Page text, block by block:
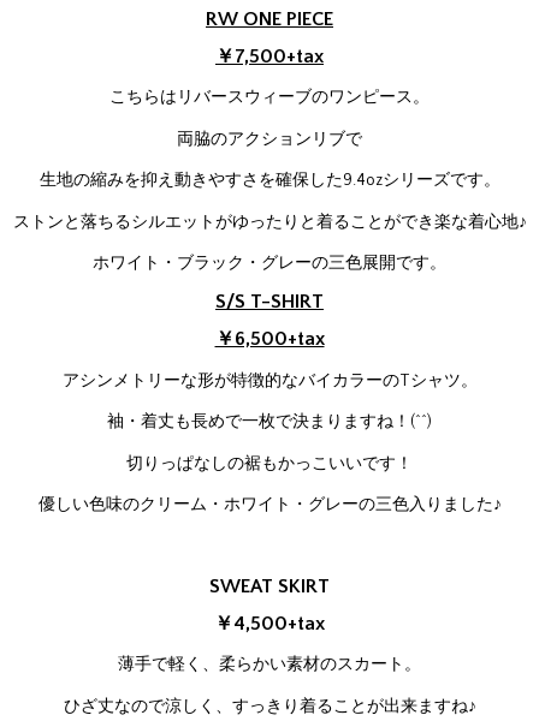
RW ONE PIECE
￥7,500+tax
こちらはリバースウィーブのワンピース。
両脇のアクションリブで
生地の縮みを抑え動きやすさを確保した9.4ozシリーズです。
ストンと落ちるシルエットがゆったりと着ることができ楽な着心地♪
ホワイト・ブラック・グレーの三色展開です。
S/S T-SHIRT
￥6,500+tax
アシンメトリーな形が特徴的なバイカラーのTシャツ。
袖・着丈も長めで一枚で決まりますね！(^^)
切りっぱなしの裾もかっこいいです！
優しい色味のクリーム・ホワイト・グレーの三色入りました♪
SWEAT SKIRT
￥4,500+tax
薄手で軽く、柔らかい素材のスカート。
ひざ丈なので涼しく、すっきり着ることが出来ますね♪